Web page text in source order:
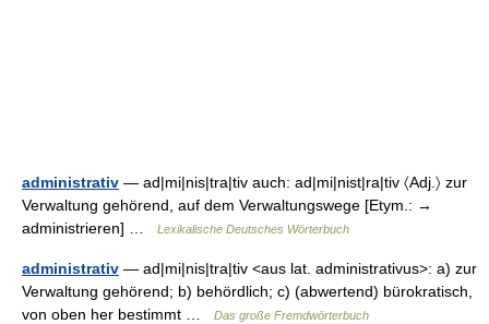
administrativ — ad|mi|nis|tra|tiv auch: ad|mi|nist|ra|tiv 〈Adj.〉 zur
Verwaltung gehörend, auf dem Verwaltungswege [Etym.: →
administrieren] …
Lexikalische Deutsches Wörterbuch
administrativ — ad|mi|nis|tra|tiv <aus lat. administrativus>: a) zur
Verwaltung gehörend; b) behördlich; c) (abwertend) bürokratisch,
von oben her bestimmt …
Das große Fremdwörterbuch